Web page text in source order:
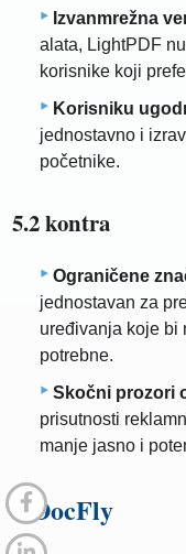
Izvanmrežna
alata, LightPDF
korisnike koji
Korisniku
jednostavno i
početnike.
5.2 kontra
Ograničene
jednostavan za
uređivanja koje bi
potrebne.
Skočni prozori
prisutnosti
manje jasno i
6.DocFly